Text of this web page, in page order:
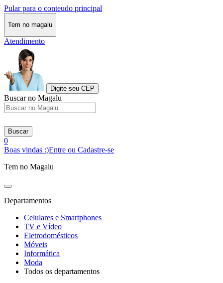
Pular para o conteudo principal
Tem no magalu
Atendimento
Digite seu CEP
Buscar no Magalu
Buscar
0
Boas vindas :)Entre ou Cadastre-se
Tem no Magalu
Departamentos
Celulares e Smartphones
TV e Vídeo
Eletrodomésticos
Móveis
Informática
Moda
Todos os departamentos